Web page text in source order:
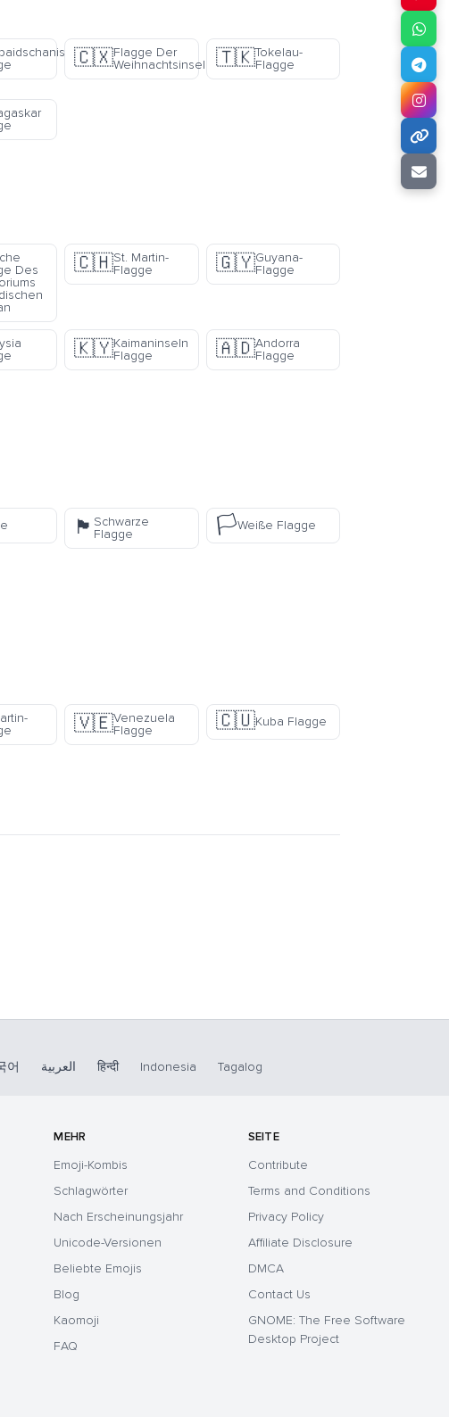
🇨🇽Flagge Der
Weihnachtsinsel
🇹🇰Tokelau-
Flagge
Des
🇨🇭St. Martin-
Flagge
🇬🇾Guyana-
Flagge
🇰🇾Kaimaninseln
Flagge
🇦🇩Andorra
Flagge
🏴 Schwarze
Flagge
🏳️Weiße Flagge
🇻🇪Venezuela
Flagge
🇨🇺Kuba Flagge
어 العربية हिन्दी Indonesia Tagalog
MEHR
Emoji-Kombis
Schlagwörter
Nach Erscheinungsjahr
Unicode-Versionen
Beliebte Emojis
Blog
Kaomoji
FAQ
SEITE
Contribute
Terms and Conditions
Privacy Policy
Affiliate Disclosure
DMCA
Contact Us
GNOME: The Free Software
Desktop Project